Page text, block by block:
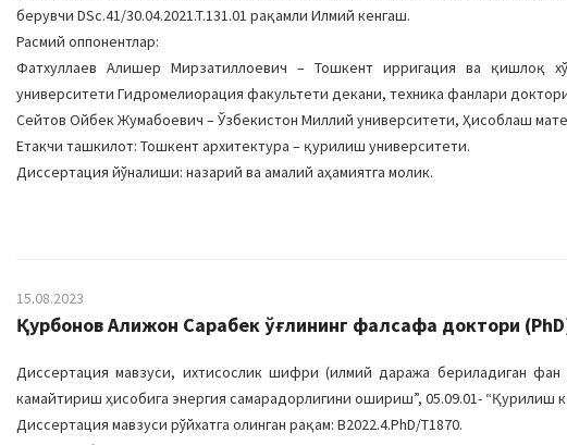
берувчи DSc.41/30.04.2021.T.131.01 рақамли Илмий кенгаш.
Расмий оппонентлар:
Фатхуллаев Алишер Мирзатиллоевич – Тошкент ирригация ва қишлоқ
университети Гидромелиорация факультети декани, техника фанлари
Сейтов Ойбек Жумабоевич – Ўзбекистон Миллий университети, Ҳисоблаш
Етакчи ташкилот: Тошкент архитектура – қурилиш университети.
Диссертация йўналиши: назарий ва амалий аҳамиятга молик.
15.08.2023
Қурбонов Алижон Сарабек ўғлининг фалсафа доктори
Диссертация мавзуси, ихтисослик шифри (илмий даража бериладиган фан
камайтириш ҳисобига энергия самарадорлигини ошириш”, 05.09.01- “Қурилиш
Диссертация мавзуси рўйхатга олинган рақам: В2022.4.PhD/T1870.